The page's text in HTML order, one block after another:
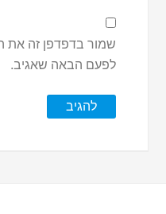
שמור בדפדפן זה את
לפעם הבאה שאגיב.